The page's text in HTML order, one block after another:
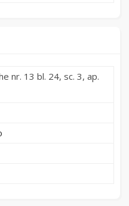
nr. 13 bl. 24, sc. 3, ap.